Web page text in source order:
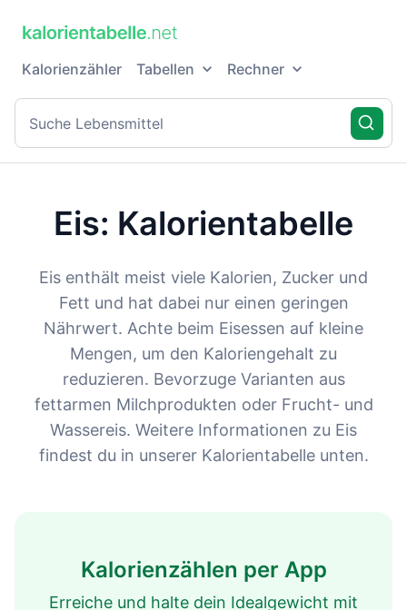
Kalorienzähler Tabellen Rechner
Eis: Kalorientabelle
Eis enthält meist viele Kalorien, Zucker und
Fett und hat dabei nur einen geringen
Nährwert. Achte beim Eisessen auf kleine
Mengen, um den Kaloriengehalt zu
reduzieren. Bevorzuge Varianten aus
fettarmen Milchprodukten oder Frucht- und
Wassereis. Weitere Informationen zu Eis
findest du in unserer Kalorientabelle unten.
Kalorienzählen per App
Erreiche und halte dein Idealgewicht mit